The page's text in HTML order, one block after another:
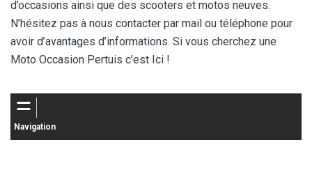
d’occasions ainsi que des scooters et motos neuves.
N’hésitez pas à nous contacter par mail ou téléphone pour
avoir d’avantages d’informations. Si vous cherchez une
Moto Occasion Pertuis c’est Ici !
Navigation